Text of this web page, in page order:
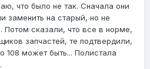
что было не так. Сначала они
заменить на старый, но не
Потом сказали, что все в норме,
запчастей, те подтвердили,
108 может быть... Полистала